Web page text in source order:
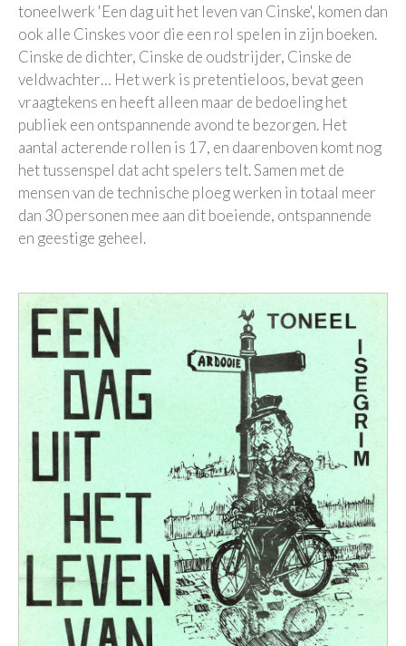
toneelwerk 'Een dag uit het leven van Cinske', komen dan
ook alle Cinskes voor die een rol spelen in zijn boeken.
Cinske de dichter, Cinske de oudstrijder, Cinske de
veldwachter… Het werk is pretentieloos, bevat geen
vraagtekens en heeft alleen maar de bedoeling het
publiek een ontspannende avond te bezorgen. Het
aantal acterende rollen is 17, en daarenboven komt nog
het tussenspel dat acht spelers telt. Samen met de
mensen van de technische ploeg werken in totaal meer
dan 30 personen mee aan dit boeiende, ontspannende
en geestige geheel.